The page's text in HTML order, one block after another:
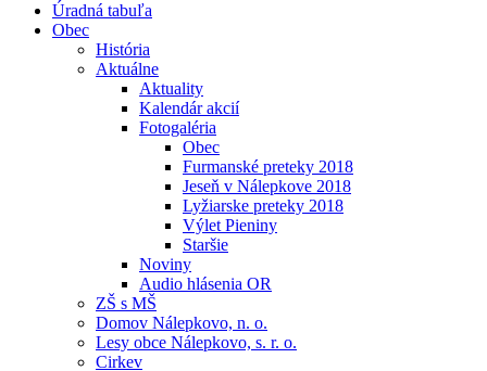
Úradná tabuľa
Obec
História
Aktuálne
Aktuality
Kalendár akcií
Fotogaléria
Obec
Furmanské preteky 2018
Jeseň v Nálepkove 2018
Lyžiarske preteky 2018
Výlet Pieniny
Staršie
Noviny
Audio hlásenia OR
ZŠ s MŠ
Domov Nálepkovo, n. o.
Lesy obce Nálepkovo, s. r. o.
Cirkev